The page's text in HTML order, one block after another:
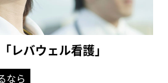
レバウェル看護」
なら